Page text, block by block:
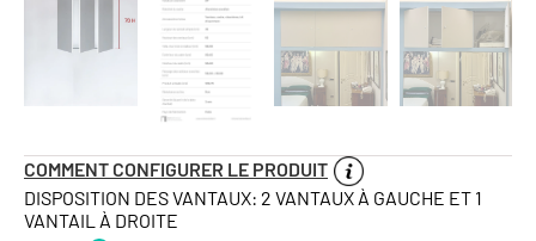
COMMENT CONFIGURER LE PRODUIT
DISPOSITION DES VANTAUX: 2 VANTAUX À GAUCHE ET 1
VANTAIL À DROITE